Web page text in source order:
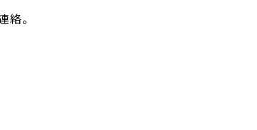
。